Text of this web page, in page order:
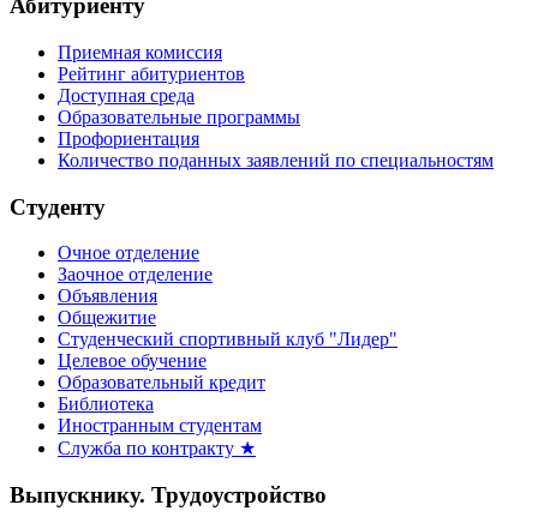
Абитуриенту
Приемная комиссия
Рейтинг абитуриентов
Доступная среда
Образовательные программы
Профориентация
Количество поданных заявлений по специальностям
Студенту
Очное отделение
Заочное отделение
Объявления
Общежитие
Студенческий спортивный клуб "Лидер"
Целевое обучение
Образовательный кредит
Библиотека
Иностранным студентам
Служба по контракту ★
Выпускнику. Трудоустройство